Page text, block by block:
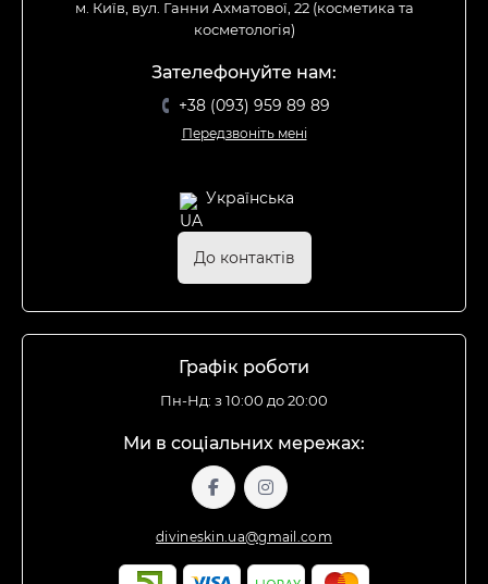
м. Київ, вул. Ганни Ахматової, 22 (косметика та
косметологія)
Зателефонуйте нам:
+38 (093) 959 89 89
Передзвоніть мені
Українська
До контактів
Графік роботи
Пн-Нд: з 10:00 до 20:00
Ми в соціальних мережах:
divineskin.ua@gmail.com